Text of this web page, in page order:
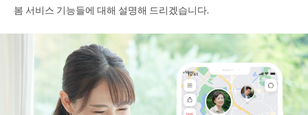
봄 서비스 기능들에 대해 설명해 드리겠습니다.